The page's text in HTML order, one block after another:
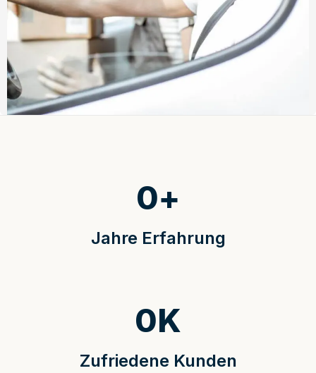
Jahre Erfahrung
0+
Zufriedene Kunden
0K